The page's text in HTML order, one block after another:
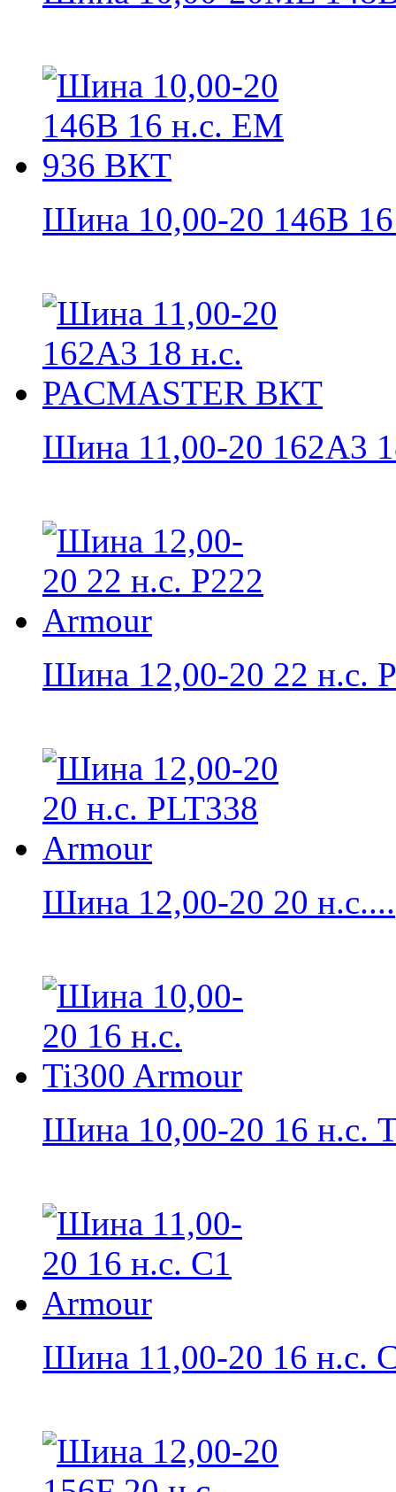
Шина 10,00-20 146B
Шина 11,00-20 162A3
Шина 12,00-20 22 н.с.
Шина 12,00-20 20 н.с....
Шина 10,00-20 16 н.с.
Шина 11,00-20 16 н.с.